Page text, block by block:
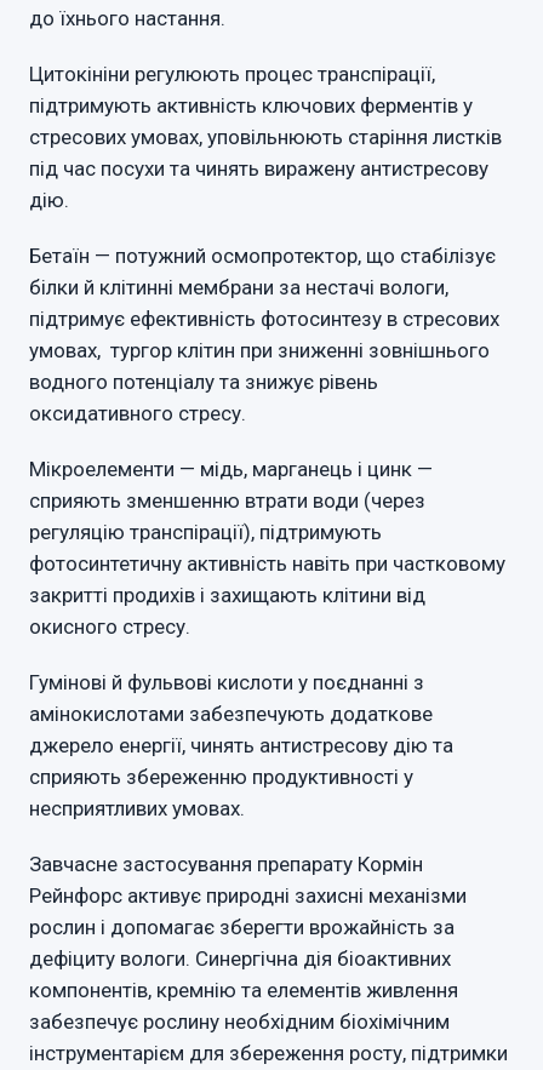
до їхнього настання.
Цитокініни регулюють процес транспірації,
підтримують активність ключових ферментів у
стресових умовах, уповільнюють старіння листків
під час посухи та чинять виражену антистресову
дію.
Бетаїн — потужний осмопротектор, що стабілізує
білки й клітинні мембрани за нестачі вологи,
підтримує ефективність фотосинтезу в стресових
умовах, тургор клітин при зниженні зовнішнього
водного потенціалу та знижує рівень
оксидативного стресу.
Мікроелементи — мідь, марганець і цинк —
сприяють зменшенню втрати води (через
регуляцію транспірації), підтримують
фотосинтетичну активність навіть при частковому
закритті продихів і захищають клітини від
окисного стресу.
Гумінові й фульвові кислоти у поєднанні з
амінокислотами забезпечують додаткове
джерело енергії, чинять антистресову дію та
сприяють збереженню продуктивності у
несприятливих умовах.
Завчасне застосування препарату Кормін
Рейнфорс активує природні захисні механізми
рослин і допомагає зберегти врожайність за
дефіциту вологи. Синергічна дія біоактивних
компонентів, кремнію та елементів живлення
забезпечує рослину необхідним біохімічним
інструментарієм для збереження росту, підтримки